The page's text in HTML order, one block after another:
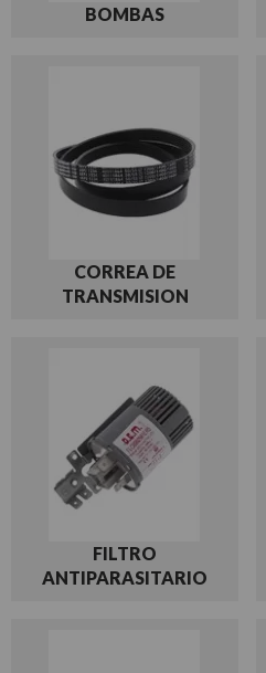
BOMBAS
CORREA DE
TRANSMISION
FILTRO
ANTIPARASITARIO